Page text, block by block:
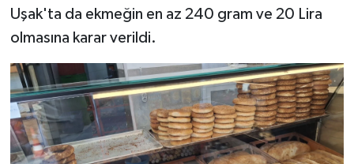
Uşak'ta da ekmeğin en az 240 gram ve 20 Lira
olmasına karar verildi.